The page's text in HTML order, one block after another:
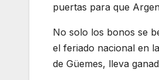
puertas para que
No solo los bonos se
el feriado nacional en
de Güemes, lleva